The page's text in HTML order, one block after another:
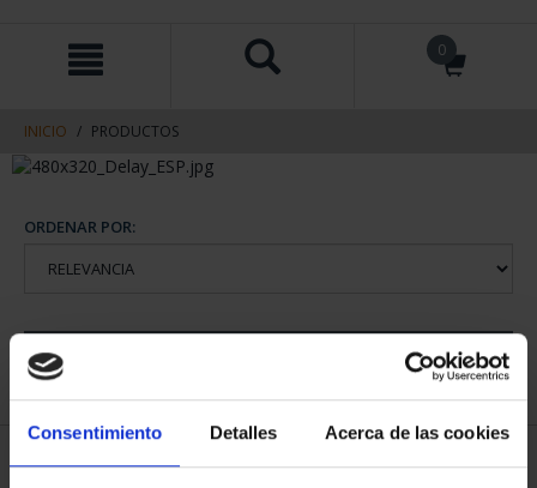
Consentimiento Detalles Acerca de las cookies
contenido
navegacin
0
INICIO PRODUCTOS
ORDENAR POR:
1 Productos encontrados